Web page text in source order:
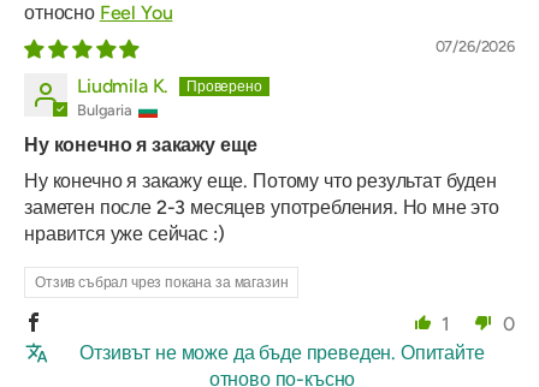
Feel You
07/26/2026
Liudmila K.
Bulgaria
Ну конечно я закажу еще
Ну конечно я закажу еще. Потому что результат буден
заметен после 2-3 месяцев употребления. Но мне это
нравится уже сейчас :)
Отзив събрал чрез покана за магазин
1
0
Отзивът не може да бъде преведен. Опитайте
отново по-късно